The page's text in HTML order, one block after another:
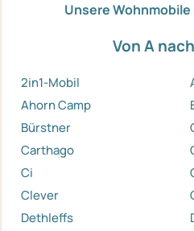
Unsere
Von A
2in1-Mobil
Ahorn Camp
Bürstner
Carthago
Ci
Clever
Dethleffs